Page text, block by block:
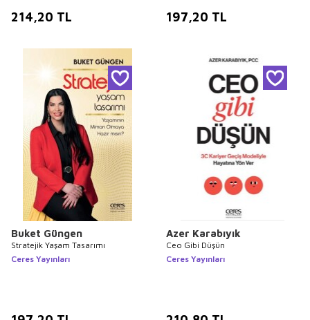
214,20 TL 197,20 TL
Buket Güngen
Stratejik Yaşam Tasarımı
Ceres Yayınları
Azer Karabıyık
Ceo Gibi Düşün
Ceres Yayınları